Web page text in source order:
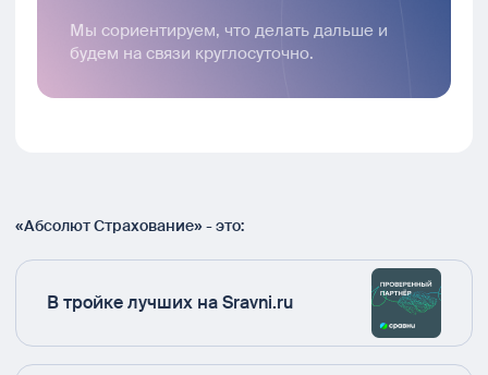
Мы сориентируем, что делать дальше и
будем на связи круглосуточно.
«Абсолют Страхование» - это:
В тройке лучших на Sravni.ru